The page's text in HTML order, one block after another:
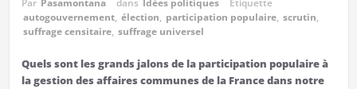
Par Pasamontana dans Idées politiques
Étiquette
autogouvernement, élection, participation populaire, scrutin,
suffrage censitaire, suffrage universel
Quels sont les grands jalons de la participation populaire à
la gestion des affaires communes de la France dans notre